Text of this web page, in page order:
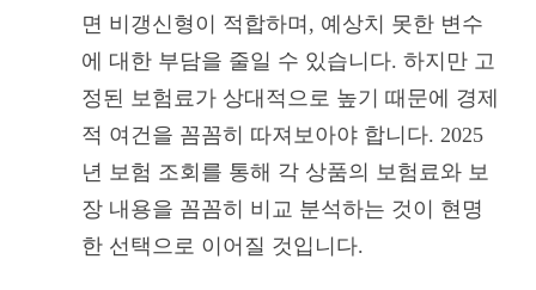
면 비갱신형이 적합하며, 예상치 못한 변수
에 대한 부담을 줄일 수 있습니다. 하지만 고
정된 보험료가 상대적으로 높기 때문에 경제
적 여건을 꼼꼼히 따져보아야 합니다. 2025
년 보험 조회를 통해 각 상품의 보험료와 보
장 내용을 꼼꼼히 비교 분석하는 것이 현명
한 선택으로 이어질 것입니다.